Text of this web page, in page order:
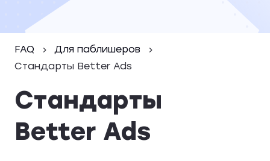
FAQ
Для паблишеров
Стандарты Better Ads
Стандарты
Better Ads